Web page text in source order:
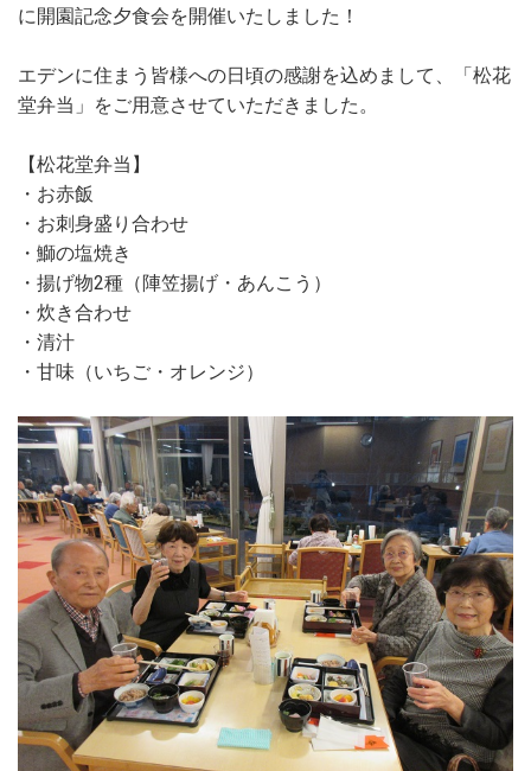
に開園記念夕食会を開催いたしました！
エデンに住まう皆様への日頃の感謝を込めまして、「松花
堂弁当」をご用意させていただきました。
【松花堂弁当】
・お赤飯
・お刺身盛り合わせ
・鰤の塩焼き
・揚げ物2種（陣笠揚げ・あんこう）
・炊き合わせ
・清汁
・甘味（いちご・オレンジ）